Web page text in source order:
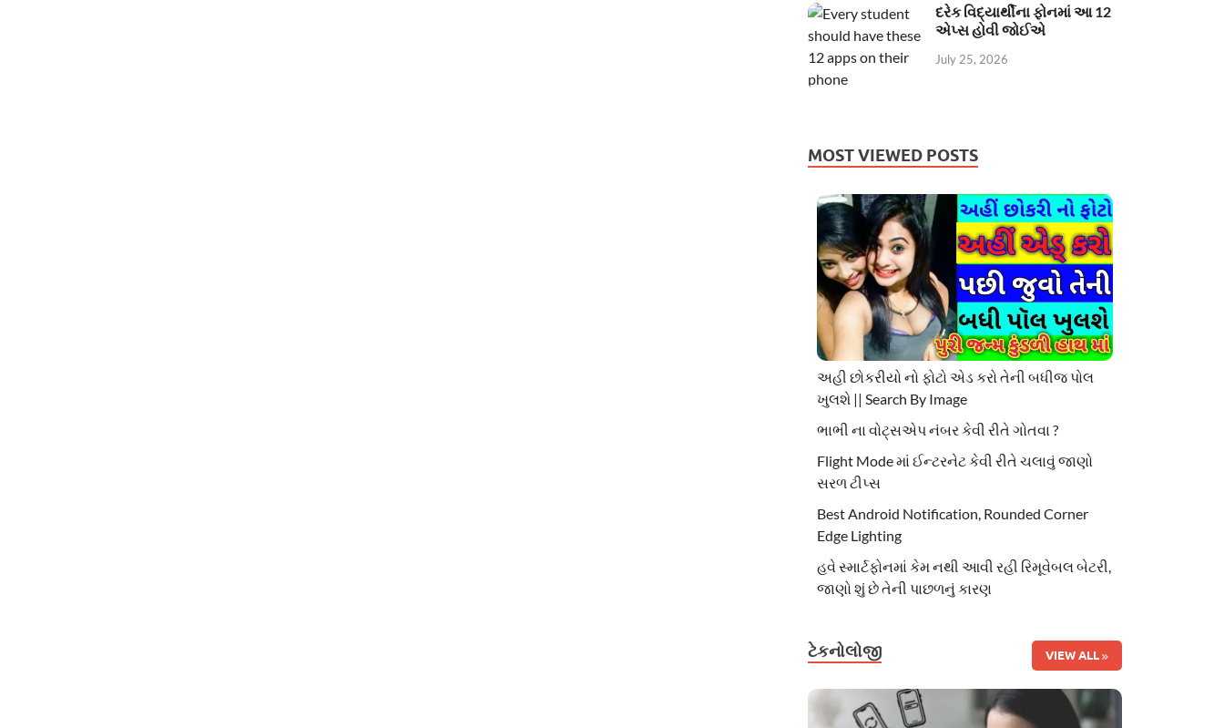
દરેક વિદ્યાર્થીના ફોનમાં આ 12
એપ્સ હોવી જોઈએ
July 25, 2026
MOST VIEWED POSTS
અહી છોકરીયો નો ફોટો એડ કરો તેની બધીજ પોલ
ખુલશે || Search By Image
ભાભી ના વોટ્સએપ નંબર કેવી રીતે ગોતવા ?
Flight Mode માં ઈન્ટરનેટ કેવી રીતે ચલાવું જાણો
સરળ ટીપ્સ
Best Android Notification, Rounded Corner
Edge Lighting
હવે સ્માર્ટફોનમાં કેમ નથી આવી રહી રિમૂવેબલ બેટરી,
જાણો શું છે તેની પાછળનું કારણ
ટેકનોલોજી VIEW ALL